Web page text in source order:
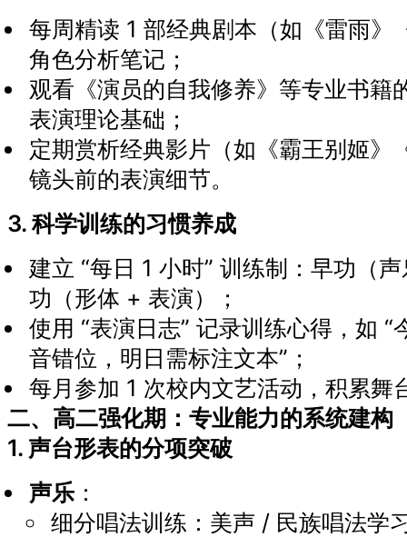
每周精读 1 部经典剧本（如《雷雨》
角色分析笔记；
观看《演员的自我修养》等专业书籍
表演理论基础；
定期赏析经典影片（如《霸王别姬》
镜头前的表演细节。
3. 科学训练的习惯养成
建立 “每日 1 小时” 训练制：早功（
功（形体 + 表演）；
使用 “表演日志” 记录训练心得，如 “
音错位，明日需标注文本”；
每月参加 1 次校内文艺活动，积累舞
二、高二强化期：专业能力的系统建构
1. 声台形表的分项突破
声乐 ：
细分唱法训练：美声 / 民族唱法学